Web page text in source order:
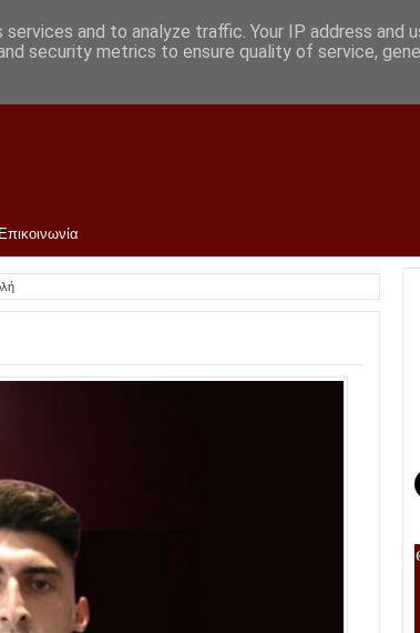
Επικοινωνία
and to analyze traffic. Your IP address and
security metrics to ensure quality of service,